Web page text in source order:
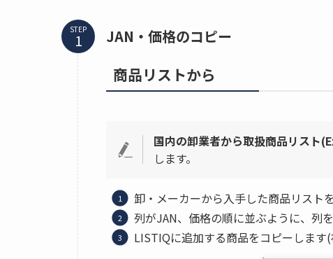
STEP JAN・価格のコピー
商品リストから
国内の卸業者から取扱商品リスト
します。
卸・メーカーから入手した商品リスト
列がJAN、価格の順に並ぶように、列
LISTIQに追加する商品をコピーしま